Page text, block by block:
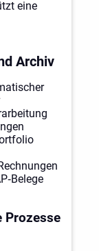
eine
Archiv
Prozesse